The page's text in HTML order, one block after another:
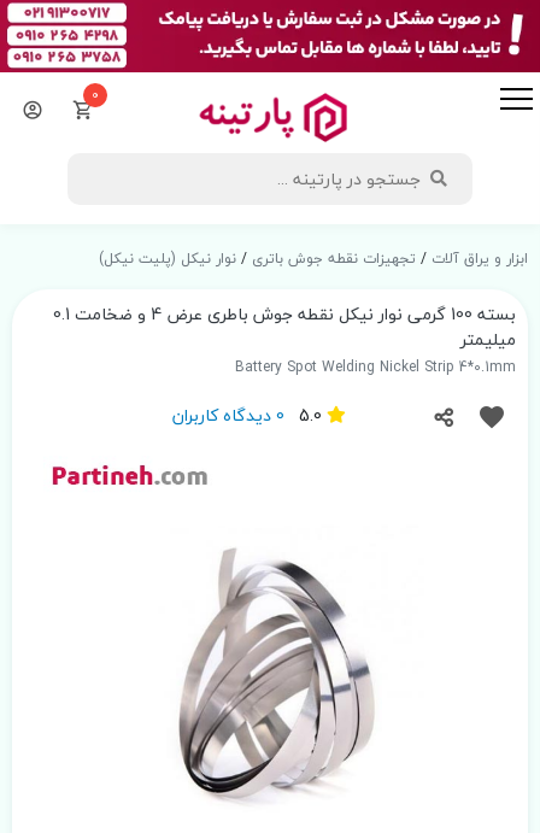
0
ابزار و یراق آلات / تجهیزات نقطه جوش باتری /نوار نیکل (پلیت نیکل)
بسته 100 گرمی نوار نیکل نقطه جوش باطری عرض 4 و ضخامت 0.1
میلیمتر
Battery Spot Welding Nickel Strip 4*0.1mm
0 دیدگاه کاربران